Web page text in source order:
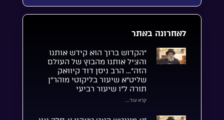
לאחרונה באתר
“הקדוש ברוך הוא קידש אותנו
והציל אותנו מהבוץ של העולם
הזה”… הרב ניסן דוד קיוואק
שליט”א שיעור בליקוטי מוהר”ן
תורה ל”ו שיעור רביעי
קרא עוד...